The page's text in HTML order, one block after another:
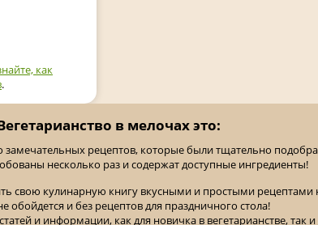
как
.
в мелочах это:
замечательных рецептов, которые были тщательно
несколько раз и содержат доступные ингредиенты!
свою кулинарную книгу вкусными и простыми рецептами
обойдется и без рецептов для праздничного стола!
и информации, как для новичка в вегетарианстве, так